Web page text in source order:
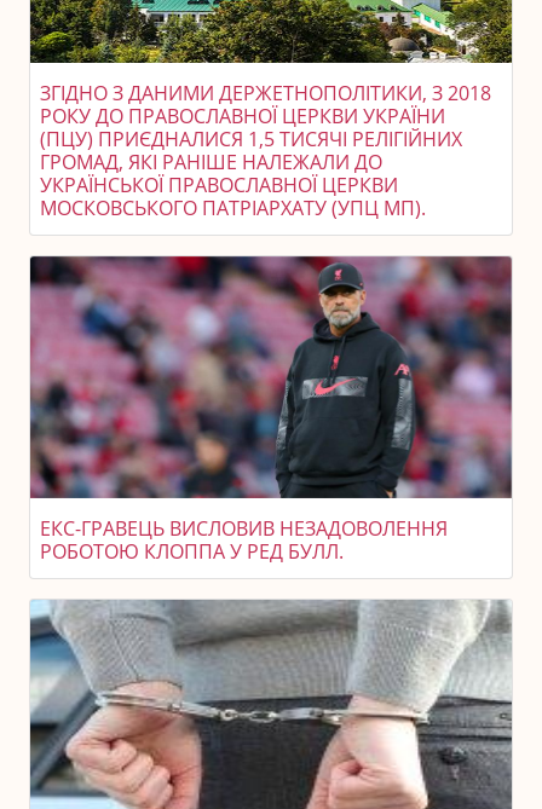
ЗГІДНО З ДАНИМИ ДЕРЖЕТНОПОЛІТИКИ, З 2018
РОКУ ДО ПРАВОСЛАВНОЇ ЦЕРКВИ УКРАЇНИ
(ПЦУ) ПРИЄДНАЛИСЯ 1,5 ТИСЯЧІ РЕЛІГІЙНИХ
ГРОМАД, ЯКІ РАНІШЕ НАЛЕЖАЛИ ДО
УКРАЇНСЬКОЇ ПРАВОСЛАВНОЇ ЦЕРКВИ
МОСКОВСЬКОГО ПАТРІАРХАТУ (УПЦ МП).
ЕКС-ГРАВЕЦЬ ВИСЛОВИВ НЕЗАДОВОЛЕННЯ
РОБОТОЮ КЛОППА У РЕД БУЛЛ.